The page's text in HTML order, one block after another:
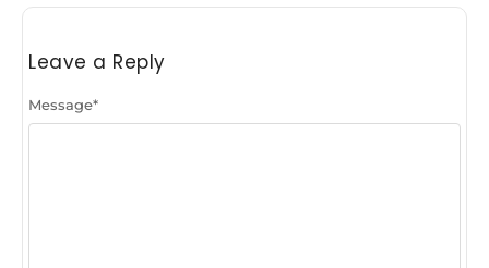
Leave a Reply
Message*